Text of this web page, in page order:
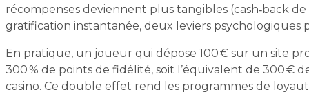
récompenses deviennent plus tangibles (cash‑back
gratification instantanée, deux leviers psychologiques
En pratique, un joueur qui dépose 100 € sur un site
300 % de points de fidélité, soit l’équivalent de 300
casino. Ce double effet rend les programmes de